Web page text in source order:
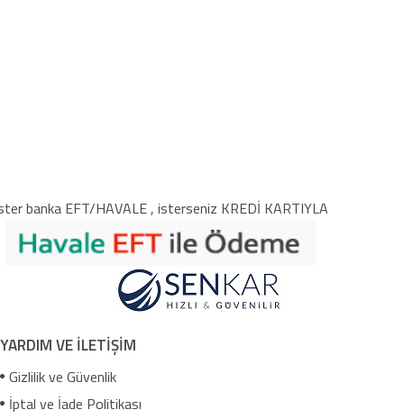
banka EFT/HAVALE , isterseniz KREDİ KARTIYLA
YARDIM VE İLETİŞİM
Gizlilik ve Güvenlik
İptal ve İade Politikası